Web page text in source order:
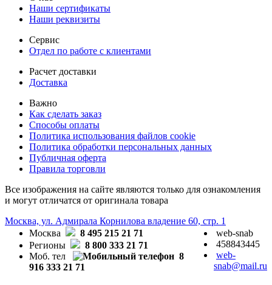
Наши сертификаты
Наши реквизиты
Сервис
Отдел по работе с клиентами
Расчет доставки
Доставка
Важно
Как сделать заказ
Способы оплаты
Политика использования файлов cookie
Политика обработки персональных данных
Публичная оферта
Правила торговли
Все изображения на сайте являются только для ознакомления
и могут отличатся от оригинала товара
Москва, ул. Адмирала Корнилова владение 60, стр. 1
Москва
8 495 215 21 71
Регионы
8 800 333 21 71
Моб. тел
8
916 333 21 71
web-snab
458843445
web-
snab@mail.ru